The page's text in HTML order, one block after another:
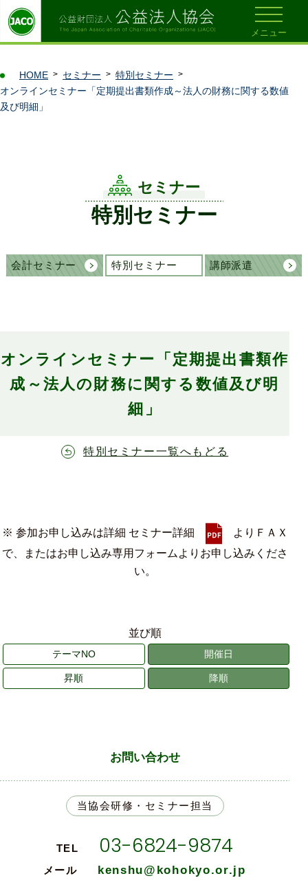
メニュー
HOME セミナー
特別セミナー
オンラインセミナー「定期提出書類作成～法人の財務に関する数値
及び明細」
セミナー
特別セミナー
会計セミナー 特別セミナー 講師派遣
オンラインセミナー「定期提出書類作
成～法人の財務に関する数値及び明
細」
特別セミナー一覧へもどる
※ 参加お申し込みは詳細 セミナー詳細
よりＦＡＸ
で、またはお申し込み専用フォームよりお申し込みくださ
い。
並び順
テーマNO 開催日
昇順 降順
お問い合わせ
当協会研修・セミナー担当
TEL 03-6824-9874
メール kenshu@kohokyo.or.jp